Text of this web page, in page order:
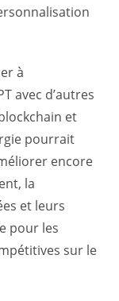
à
avec d’autres
et
pourrait
encore
la
et leurs
pour les
sur le